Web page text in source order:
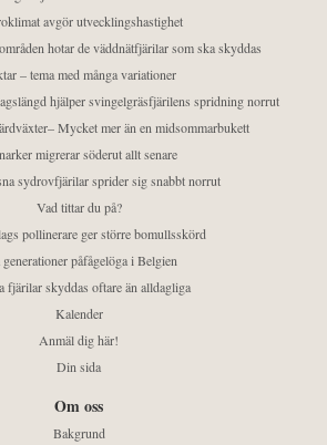
avgör utvecklingshastighet
hotar de väddnätfjärilar som ska skyddas
– tema med många variationer
hjälper svingelgräsfjärilens spridning norrut
Mycket mer än en midsommarbukett
migrerar söderut allt senare
sydrovfjärilar sprider sig snabbt norrut
Vad tittar du på?
pollinerare ger större bomullsskörd
generationer påfågelöga i Belgien
fjärilar skyddas oftare än alldagliga
Kalender
Anmäl dig här!
Din sida
Om oss
Bakgrund